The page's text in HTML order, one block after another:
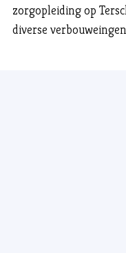
zorgopleiding op
diverse verbouweingen